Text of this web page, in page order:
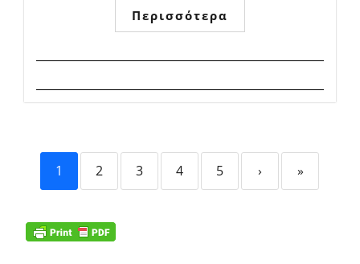
Περισσότερα
1 2 3 4 5 › »